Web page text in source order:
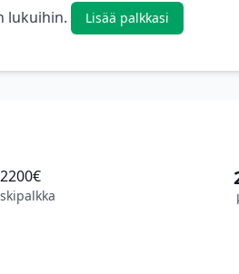
lukuihin.
Lisää palkkasi
2200€